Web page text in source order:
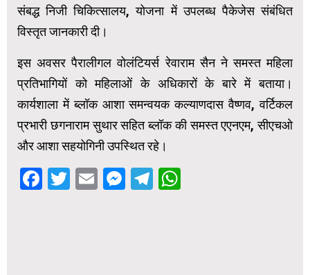
संबद्ध निजी चिकित्सालय, योजना में उपलब्ध पैकेजेस संबंधित
विस्तृत जानकारी दी।
इस अवसर पैरालीगल वोलंटियर्स रेवाराम सैन ने समस्त महिला
प्रतिभागियों को महिलाओं के अधिकारों के बारे में बताया।
कार्यशाला में ब्लॉक आशा समन्वयक कल्याणदास वैष्णव, वर्टिकल
प्रभारी छगनाराम सुथार सहित ब्लॉक की समस्त एएनएम, सीएचओ
और आशा सहयोगिनी उपस्थित रहे।
Facebook
Twitter
EmailMessenger
Telegram